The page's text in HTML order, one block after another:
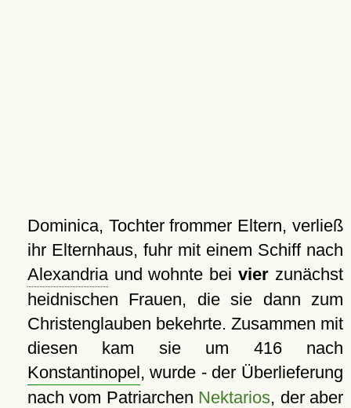
Dominica, Tochter frommer Eltern, verließ
ihr Elternhaus, fuhr mit einem Schiff nach
Alexandriaund wohnte beivier zunächst
heidnischen Frauen, die sie dann zum
Christenglauben bekehrte. Zusammen mit
diesen kam sie um 416 nach
Konstantinopel, wurde - der Überlieferung
nach vom Patriarchen Nektarios, der aber